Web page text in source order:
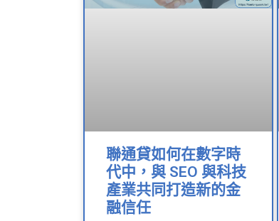
聯通貸如何在數字時
代中，與 SEO 與科技
產業共同打造新的金
融信任